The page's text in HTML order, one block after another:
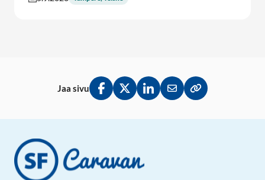
Jaa sivu
Jaa Facebookissa
Jaa Twitterissä
Jaa LinkedInissä
Jaa sähköpostitse
Kopioi linkki